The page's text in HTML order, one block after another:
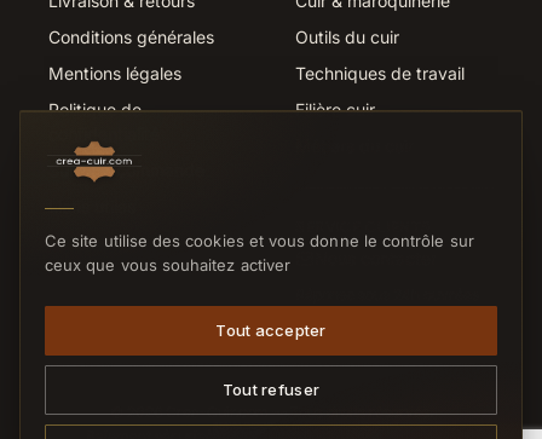
Conditions générales
Mentions légales
Politique de
Suivi de commande
Liens utiles
Outils du cuir
Techniques de travail
Filière cuir
© 2026 Crea-Cuir.com — Tous droits réservés.
Ce site utilise des cookies et vous donne le contrôle sur
ceux que vous souhaitez activer
Tout accepter
Tout refuser